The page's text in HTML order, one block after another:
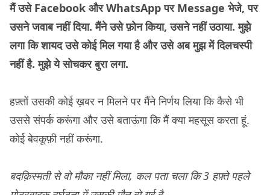
मैं उसे Facebook और WhatsApp पर Message भेजे, पर
उसने जवाब नहीं दिया. मैंने उसे फ़ोन किया, उसने नहीं उठाया. मुझे
लगा कि शायद उसे कोई मिल गया है और उसे अब मुझ में दिलचस्पी
नहीं है. मुझे ये सोचकर बुरा लगा.
हफ़्तों उसकी कोई ख़बर न मिलने पर मैंने निर्णय लिया कि कैसे भी
उससे संपर्क करूंगा और उसे बताऊंगा कि मैं क्या महसूस करता हूं.
कोई बेवकूफ़ी नहीं करूंगा.
बदक़िस्मती से वो मौका नहीं मिला, कल पता चला कि 3 हफ़्ते पहले